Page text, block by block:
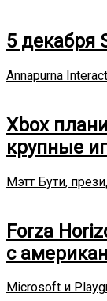
5 декабря
Annapurna
Xbox
крупные
Мэтт Бути,
Forza
с
Microsoft и